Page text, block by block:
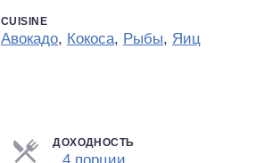
CUISINE
Авокадо, Кокоса, Рыбы, Яиц
ДОХОДНОСТЬ
4 порцииПорции